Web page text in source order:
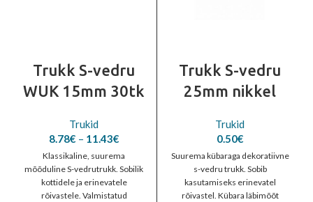
Trukk S-vedru
WUK 15mm 30tk
Trukid
8.78€ – 11.43€Price
8.78€
through
11.43€
Klassikaline, suurema
mõõduline S-vedrutrukk. Sobilik
kottidele ja erinevatele
rõivastele. Valmistatud
Trukk S-vedru
25mm nikkel
Trukid
0.50€
Suurema kübaraga dekoratiivne
s-vedru trukk. Sobib
kasutamiseks erinevatel
rõivastel. Kübara läbimõõt